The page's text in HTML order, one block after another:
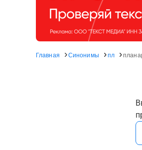
Главная Синонимы пл